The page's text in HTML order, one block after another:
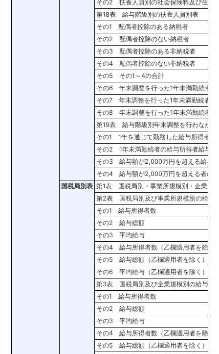
その2 扶養人員別の社会保険料及び生命
第18表 給与階級別の扶養人員別表
その1 配偶者控除のある納税者
その2 配偶者控除のない納税者
その3 配偶者控除のある非納税者
その4 配偶者控除のない非納税者
その5 その1～4の合計
その6 年末調整を行った1年未満勤続者
その7 年末調整を行った1年未満勤続者の
その8 年末調整を行った1年未満勤続者の
第19表 給与階級別年末調整を行わなか
その1 1年を通じて勤務した給与所得者
その2 1年未満勤続者の給与所得者給与所
その3 給与額が2,000万円を超える給与
その4 給与額が2,000万円を超える者の
国税局別表 第1表 国税局別・事業所規模別・企業規
第2表 国税局別及び事業所規模別の給与
その1 給与所得者数
その2 給与総額
その3 平均給与
その4 給与所得者数（乙欄適用者を除く
その5 給与総額（乙欄適用者を除く）
その6 平均給与（乙欄適用者を除く）
第3表 国税局別及び企業規模別の給与所
その1 給与所得者数
その2 給与総額
その3 平均給与
その4 給与所得者数（乙欄適用者を除く
その5 給与総額（乙欄適用者を除く）